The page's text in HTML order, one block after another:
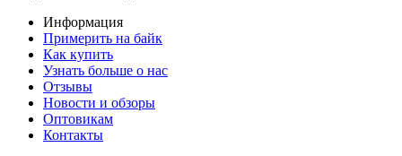
Информация
Примерить на байк
Как купить
Узнать больше о нас
Отзывы
Новости и обзоры
Оптовикам
Контакты